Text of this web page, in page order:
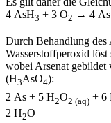
4 AsH3 + 3 O2 → 4
Durch Behandlung des
Wasserstoffperoxid
wobei Arsenat gebildet
(H3AsO4):
2 As + 5 H2O2 (aq) + 6
2 H2O